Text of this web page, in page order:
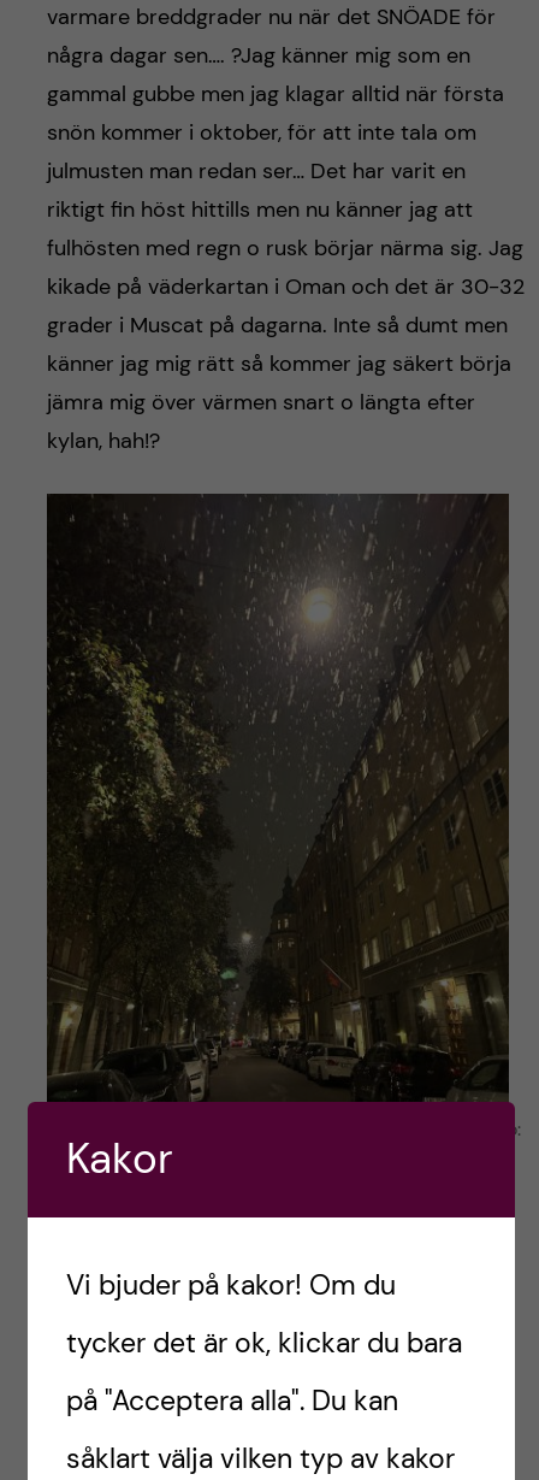
varmare breddgrader nu när det SNÖADE för
några dagar sen…. ?Jag känner mig som en
gammal gubbe men jag klagar alltid när första
snön kommer i oktober, för att inte tala om
julmusten man redan ser… Det har varit en
riktigt fin höst hittills men nu känner jag att
fulhösten med regn o rusk börjar närma sig. Jag
kikade på väderkartan i Oman och det är 30-32
grader i Muscat på dagarna. Inte så dumt men
känner jag mig rätt så kommer jag säkert börja
jämra mig över värmen snart o längta efter
kylan, hah!?
Bild tagen i veckan när första snön kom… brrrrr…? Foto:
Edvin Edung
Vi hörs ?
*Inledande bild: Joggingtur i vackra höstfärger ute vid
Kakor
Vi bjuder på kakor! Om du
tycker det är ok, klickar du bara
på "Acceptera alla". Du kan
såklart välja vilken typ av kakor